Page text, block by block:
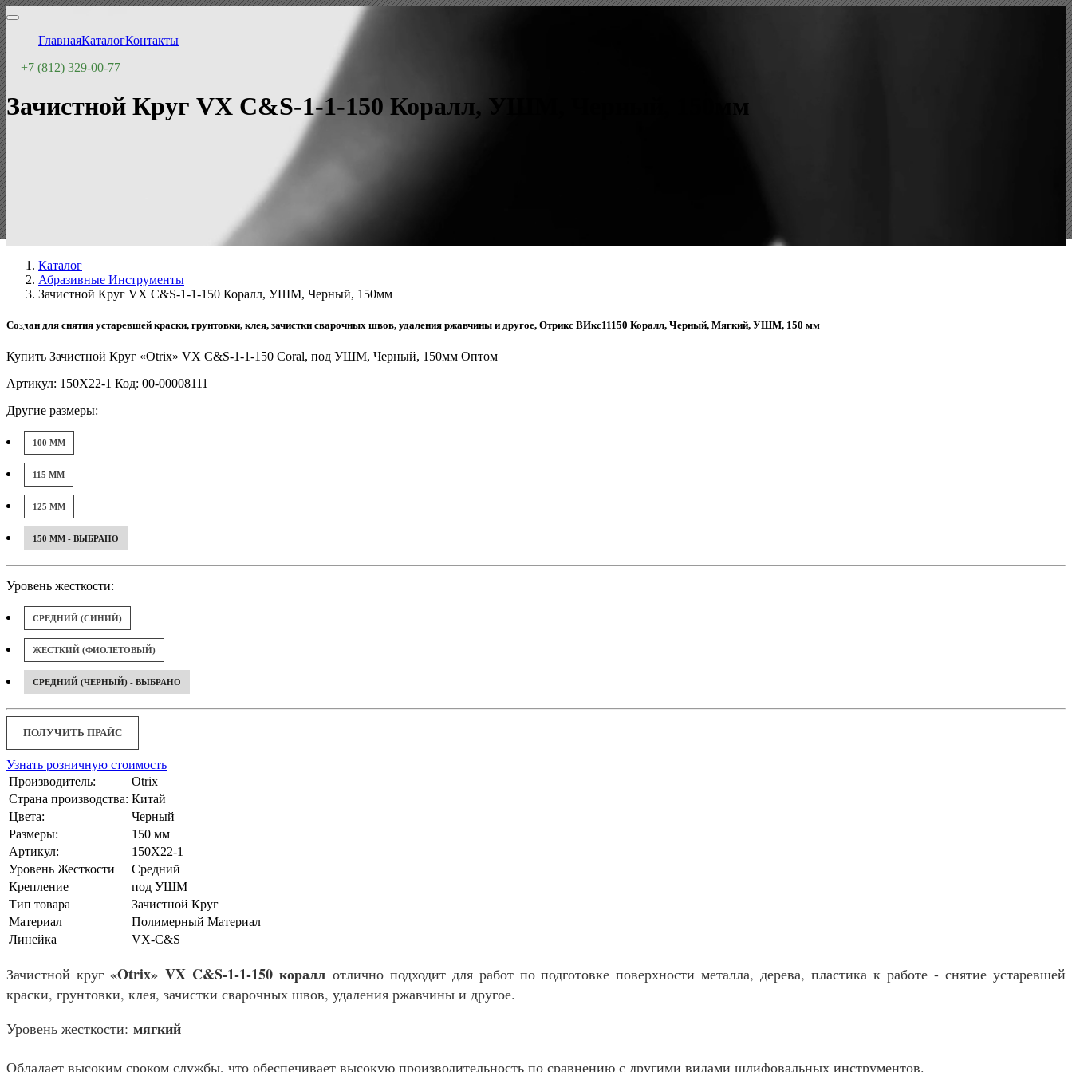
ГлавнаяКаталогКонтакты
+7 (812) 329-00-77
Зачистной Круг VX C&S-1-1-150 Коралл, УШМ, Черный, 150мм
Каталог
Абразивные Инструменты
Зачистной Круг VX C&S-1-1-150 Коралл, УШМ, Черный, 150мм
Создан для снятия устаревшей краски, грунтовки, клея, зачистки сварочных швов, удаления ржавчины и другое, Отрикс ВИкс11150 Коралл, Черный, Мягкий, УШМ, 150 мм
Купить Зачистной Круг «Otrix» VX C&S-1-1-150 Coral, под УШМ, Черный, 150мм Оптом
Артикул: 150X22-1 Код: 00-00008111
Другие размеры:
100 ММ
115 ММ
125 ММ
150 ММ - ВЫБРАНО
Уровень жесткости:
СРЕДНИЙ (СИНИЙ)
ЖЕСТКИЙ (ФИОЛЕТОВЫЙ)
СРЕДНИЙ (ЧЕРНЫЙ) - ВЫБРАНО
ПОЛУЧИТЬ ПРАЙС
Узнать розничную стоимость
Производитель:
Otrix
Страна производства: Китай
Цвета:
Черный
Размеры:
150 мм
Артикул:
150X22-1
Уровень Жесткости
Средний
Крепление
под УШМ
Тип товара
Зачистной Круг
Материал
Полимерный Материал
Линейка
VX-C&S
Зачистной круг «Otrix» VX C&S-1-1-150 кораллотлично подходит для работ по подготовке поверхности металла, дерева, пластика к работе - снятие устаревшей
краски, грунтовки, клея, зачистки сварочных швов, удаления ржавчины и другое.
Уровень жесткости: мягкий
Обладает высоким сроком службы, что обеспечивает высокую производительность по сравнению с другими видами шлифовальных инструментов.